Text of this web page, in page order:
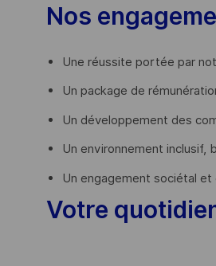
Nos
Une réussite portée par
Un package de
Un développement des
Un environnement inclusif,
Un engagement sociétal et
Votre